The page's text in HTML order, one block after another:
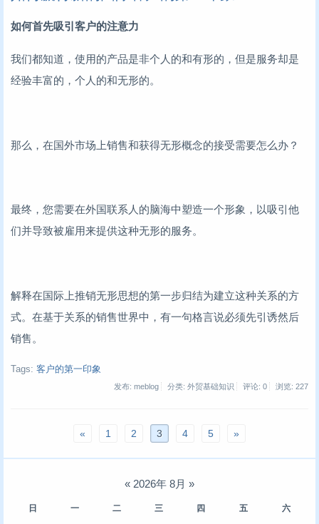
如何首先吸引客户的注意力
我们都知道，使用的产品是非个人的和有形的，但是服务却是
经验丰富的，个人的和无形的。
那么，在国外市场上销售和获得无形概念的接受需要怎么办？
最终，您需要在外国联系人的脑海中塑造一个形象，以吸引他
们并导致被雇用来提供这种无形的服务。
解释在国际上推销无形思想的第一步归结为建立这种关系的方
式。在基于关系的销售世界中，有一句格言说必须先引诱然后
销售。
Tags: 客户的第一印象
发布: meblog 分类: 外贸基础知识 评论: 0 浏览: 227
« 1 2 3 4 5 »
« 2026年 8月 »
日 一 二 三 四 五 六